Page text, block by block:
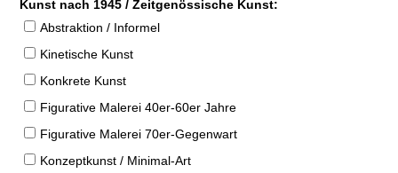
Kunst nach 1945 / Zeitgenössische Kunst:
Abstraktion / Informel
Kinetische Kunst
Konkrete Kunst
Figurative Malerei 40er-60er Jahre
Figurative Malerei 70er-Gegenwart
Konzeptkunst / Minimal-Art